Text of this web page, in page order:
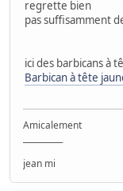
regrette bien
pas suffisamment
ici des barbicans à
Barbican à tête
Amicalement
jean mi